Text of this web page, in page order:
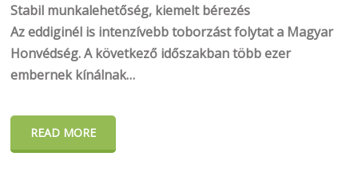
Stabil munkalehetőség, kiemelt bérezés
Az eddiginél is intenzívebb toborzást folytat a Magyar
Honvédség. A következő időszakbantöbb ezer
embernek kínálnak…
READ MORE